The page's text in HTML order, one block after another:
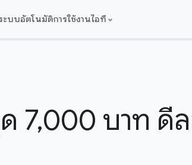
ะบบอัตโนมัติการใช้งานไอที
7,000 บาท ดี